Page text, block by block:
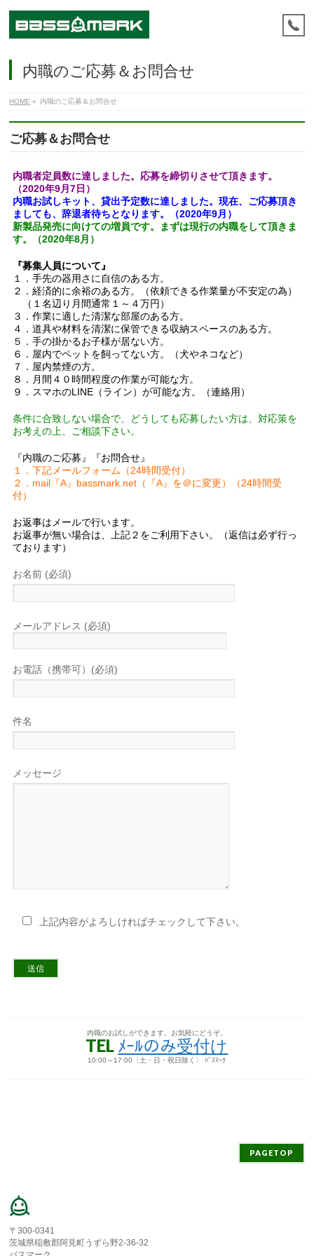
内職のご応募＆お問合せ
HOME » 内職のご応募＆お問合せ
ご応募＆お問合せ
内職者定員数に達しました。 応募を締切りさせて頂きます。
（2020年9月7日）
内職お試しキット、貸出予定数に達しました。現在、ご応募頂き
ましても、辞退者待ちとなります。（2020年9月）
新製品発売に向けての増員です。
まずは現行の内職をして頂きま
す。（2020年8月）
『募集人員について』
１．手先の器用さに自信のある方。
２．経済的に余裕のある方。（依頼できる作業量が不安定の為）
（１名辺り月間通常１～４万円）
３．作業に適した清潔な部屋のある方。
４．道具や材料を清潔に保管できる収納スペースのある方。
５．手の掛かるお子様が居ない方。
６．屋内でペットを飼ってない方。（犬やネコなど）
７．屋内禁煙の方。
８．月間４０時間程度の作業が可能な方。
９．スマホのLINE（ライン）が可能な方。（連絡用）
条件に合致しない場合で、どうしても応募したい方は、対応策を
お考えの上、ご相談下さい。
『内職のご応募』『お問合せ』
１．下記メールフォーム（24時間受付）
２．mail『A』bassmark.net（『A』を＠に変更）（24時間受
付）
お返事はメールで行います。
お返事が無い場合は、上記２をご利用下さい。
（返信は必ず行っ
ております）
お名前 (必須)
メールアドレス (必須)
お電話（携帯可）(必須)
件名
メッセージ
上記内容がよろしければチェックして下さい。
内職のお試しができます。お気軽にどうぞ。
TEL ﾒｰﾙのみ受付け
10:00～17:00〈土・日・祝日除く〉 ﾊﾞｽﾏｰｸ
PAGETOP
〒300-0341
茨城県稲敷郡阿見町うずら野2-36-32